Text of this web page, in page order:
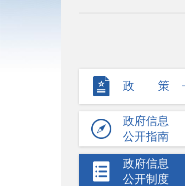
政策
政府信息
公开指南
政府信息
公开制度